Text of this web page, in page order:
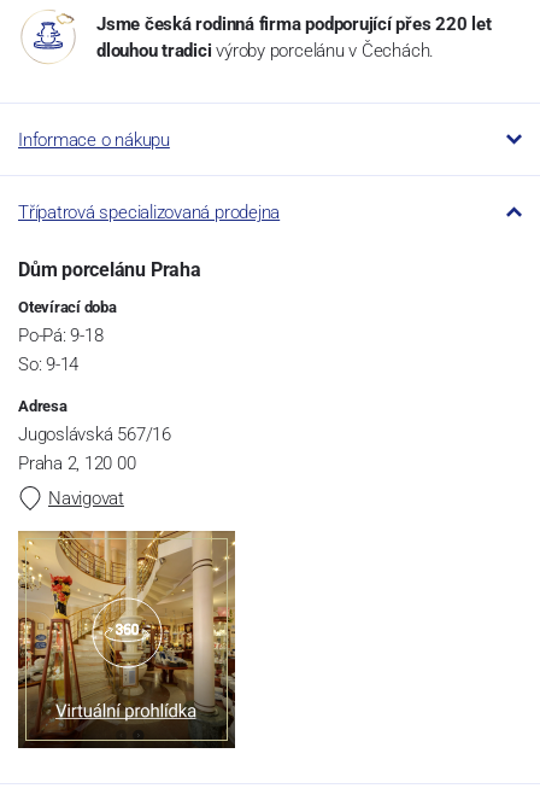
Jsme česká rodinná firma podporující přes 220 let
dlouhou tradici výroby porcelánu v Čechách.
Informace o nákupu
Třípatrová specializovaná prodejna
Dům porcelánu Praha
Otevírací doba
Po-Pá: 9-18
So: 9-14
Adresa
Jugoslávská 567/16
Praha 2, 120 00
Navigovat